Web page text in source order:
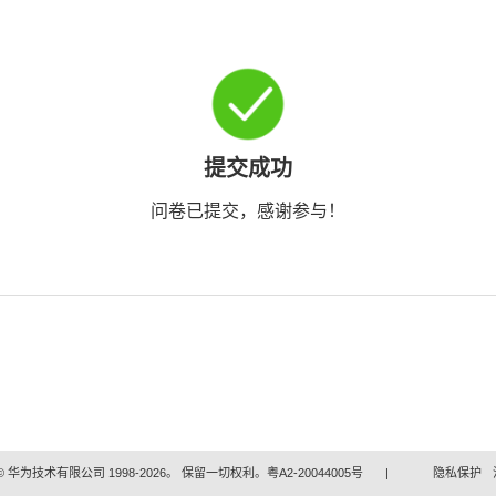
提交成功
问卷已提交，感谢参与！
华为技术有限公司 1998-2026。 保留一切权利。粤A2-20044005号 | 隐私保护